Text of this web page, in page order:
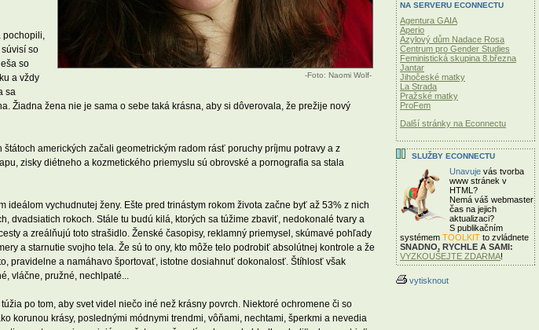
-Foto: Naomi Wolf-
so
so
a vždy
sa
Žiadna žena nie je sama o sebe taká krásna, aby si dôverovala, že prežije nový
amerických začali geometrickým radom rásť poruchy príjmu potravy a z
zisky diétneho a kozmetického priemyslu sú obrovské a pornografia sa stala
vychudnutej ženy. Ešte pred trinástym rokom života začne byť až 53% z nich
dvadsiatich rokoch. Stále tu budú kilá, ktorých sa túžime zbaviť, nedokonalé tvary a
a zreálňujú toto strašidlo. Ženské časopisy, reklamný priemysel, skúmavé pohľady
a starnutie svojho tela. Že sú to ony, kto môže telo podrobiť absolútnej kontrole a že
pravidelne a namáhavo športovať, istotne dosiahnuť dokonalosť. Štíhlosť však
vláčne, pružné, nechlpaté...
po tom, aby svet videl niečo iné než krásny povrch. Niektoré ochromene či so
korunou krásy, poslednými módnymi trendmi, vôňami, nechtami, šperkmi a nevedia
NA SERVERU ECONNECTU
Agentura GAIA
Aperio
Azylový dům Nadace Rosa
Centrum pro Gender Studies
Feministická skupina 8.března
Jantar
Jihočeské matky
La Strada
Pražské matky
ProFem
Další stránky na Econnectu
SLUŽBY ECONNECTU
Unavuje vás tvorba
www stránek v
HTML?
Nemá váš webmaster
čas na jejich
aktualizaci?
S publikačním
systémem TOOLKIT to zvládnete
SNADNO, RYCHLE A SAMI:
VYZKOUŠEJTE ZDARMA!
vytisknout